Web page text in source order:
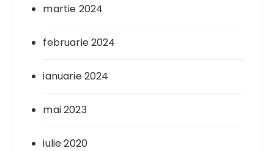
martie 2024
februarie 2024
ianuarie 2024
mai 2023
iulie 2020